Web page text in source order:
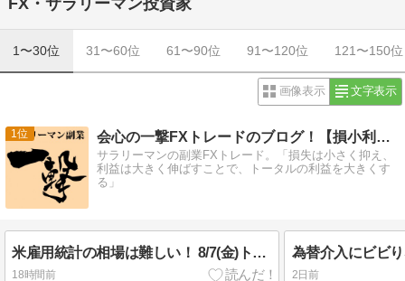
1〜30位 31〜60位 61〜90位 91〜120位 121〜150位
画像表示 文字表示
1 会心の一撃FXトレードのブログ！【損小利大】
サラリーマンの副業FXトレード。「損失は小さく抑え、
利益は大きく伸ばすことで、トータルの利益を大きくす
る」
米雇用統計の相場は難しい！ 8/7(金)トレード結果
18時間前 2日前